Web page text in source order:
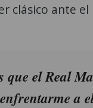
clásico ante el
que el Real
a